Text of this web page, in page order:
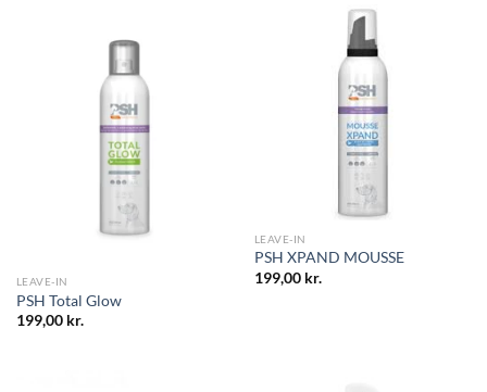
LEAVE-IN
PSH Total Glow
199,00 kr.
LEAVE-IN
PSH XPAND MOUSSE
199,00 kr.